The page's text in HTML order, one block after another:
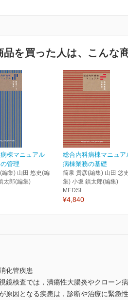
品を買った人は、こんな
棟マニュアル
管理
編集) 山田 悠史(編
太郎(編集)
総合内科病棟マニュ
病棟業務の基礎
筒泉 貴彦(編集) 山田 悠
集) 小坂 鎮太郎(編集)
MEDSI
¥4,840
化管疾患
鏡検査では，潰瘍性大腸炎やクローン
原因となる疾患は，診断や治療に緊急